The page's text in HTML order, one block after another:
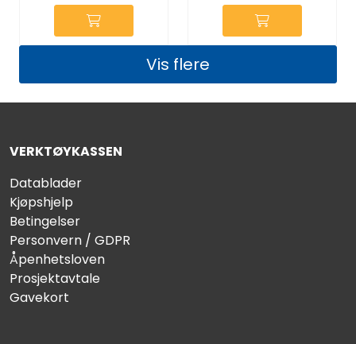
Vis flere
VERKTØYKASSEN
Datablader
Kjøpshjelp
Betingelser
Personvern / GDPR
Åpenhetsloven
Prosjektavtale
Gavekort